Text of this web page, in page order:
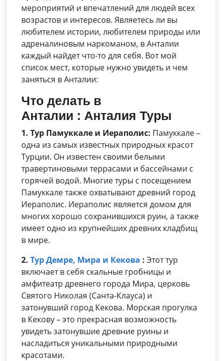
мероприятий и впечатлений для людей всех
возрастов и интересов. Являетесь ли вы
любителем истории, любителем природы или
адреналиновым наркоманом, в Анталии
каждый найдет что-то для себя. Вот мой
список мест, которые нужно увидеть и чем
заняться в Анталии:
Что делать в
Анталии : Анталия Туры
1. Тур Памуккале и Иераполис: Памуккале –
одна из самых известных природных красот
Турции. Он известен своими белыми
травертиновыми террасами и бассейнами с
горячей водой. Многие туры с посещением
Памуккале также охватывают древний город
Иераполис. Иераполис является домом для
многих хорошо сохранившихся руин, а также
имеет одно из крупнейших древних кладбищ
в мире.
2. Тур Демре, Мира и Кекова : Этот тур
включает в себя скальные гробницы и
амфитеатр древнего города Мира, церковь
Святого Николая (Санта-Клауса) и
затонувший город Кекова. Морская прогулка
в Кекову – это прекрасная возможность
увидеть затонувшие древние руины и
насладиться уникальными природными
красотами.